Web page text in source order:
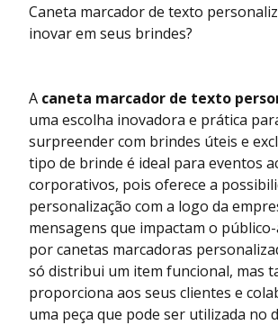
Caneta marcador de texto
inovar em seus brindes?
A caneta marcador de texto
uma escolha inovadora e prática
surpreender com brindes úteis e
tipo de brinde é ideal para eventos
corporativos, pois oferece a
personalização com a logo da
mensagens que impactam o
por canetas marcadoras
só distribui um item funcional, mas
proporciona aos seus clientes e
uma peça que pode ser utilizada no